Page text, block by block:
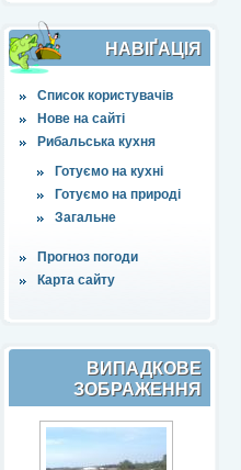
НАВІҐАЦІЯ
Список користувачів
Нове на сайті
Рибальська кухня
Готуємо на кухні
Готуємо на природі
Загальне
Прогноз погоди
Карта сайту
ВИПАДКОВЕ
ЗОБРАЖЕННЯ